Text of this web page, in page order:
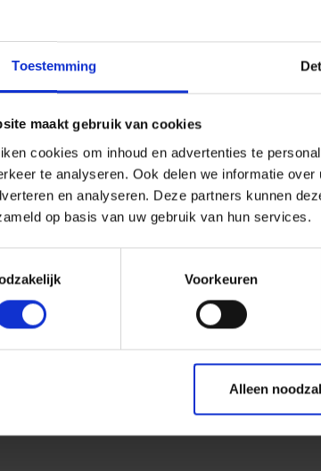
Toestemming
maakt gebruik van cookies
cookies om inhoud en advertenties te
te analyseren. Ook delen we informatie
en analyseren. Deze partners kunnen
op basis van uw gebruik van hun services.
Voorkeuren
Alleen